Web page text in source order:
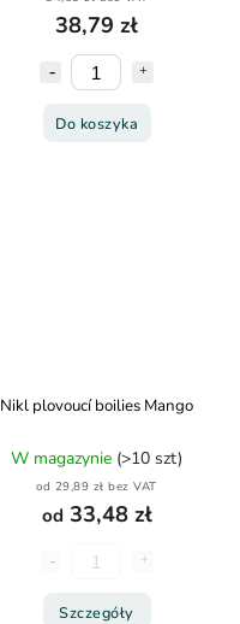
38,79 zł
Do koszyka
Nikl plovoucí boilies Mango
W magazynie (>10 szt)
od 29,89 zł bez VAT
od33,48 zł
Szczegóły